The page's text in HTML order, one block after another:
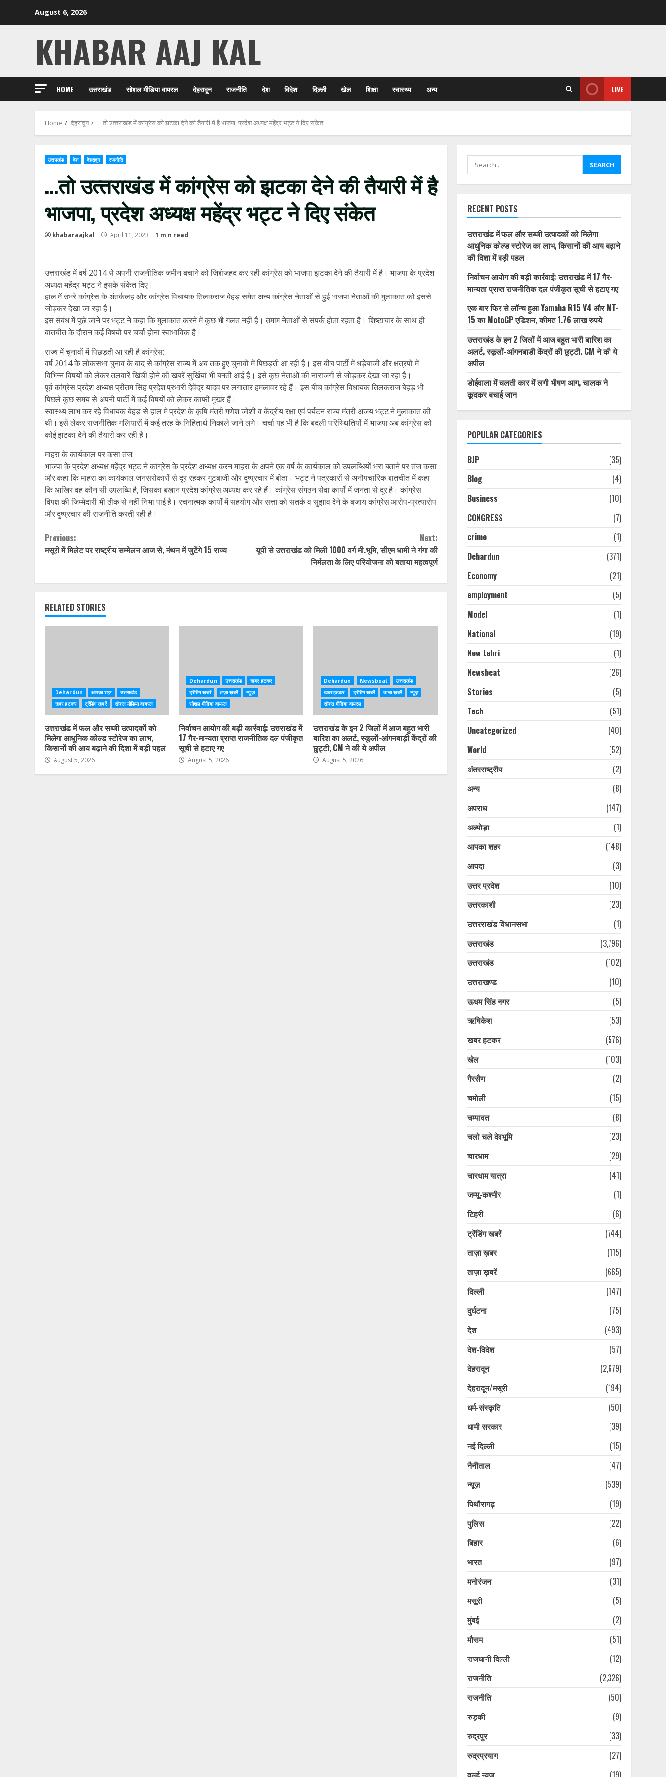
August 6, 2026
KHABAR AAJ KAL
HOME उत्तराखंड सोशल मीडिया वायरल देहरादून राजनीति देश विदेश दिल्ली खेल शिक्षा स्वास्थ्य अन्य LIVE
Home देहरादून …तो उत्‍तराखंड में कांग्रेस को झटका देने की तैयारी में है भाजपा, प्रदेश अध्यक्ष महेंद्र भट्ट ने दिए संकेत
उत्तराखंड देश देहरादून राजनीति
…तो उत्‍तराखंड में कांग्रेस को झटका देने की तैयारी में है
भाजपा, प्रदेश अध्यक्ष महेंद्र भट्ट ने दिए संकेत
khabaraajkal April 11, 2023 1 min read
उत्तराखंड में वर्ष 2014 से अपनी राजनीतिक जमीन बचाने को जिद्दोजहद कर रही कांग्रेस को भाजपा झटका देने की तैयारी में है। भाजपा के प्रदेश
अध्यक्ष महेंद्र भट्ट ने इसके संकेत दिए।
हाल में उभरे कांग्रेस के अंतर्कलह और कांग्रेस विधायक तिलकराज बेहड़ समेत अन्य कांग्रेस नेताओं से हुई भाजपा नेताओं की मुलाकात को इससे
जोड़कर देखा जा रहा है।
इस संबंध में पूछे जाने पर भट्ट ने कहा कि मुलाकात करने में कुछ भी गलत नहीं है। तमाम नेताओं से संपर्क होता रहता है। शिष्टाचार के साथ ही
बातचीत के दौरान कई विषयों पर चर्चा होना स्वाभाविक है।
राज्य में चुनावों में पिछड़ती आ रही है कांग्रेस:
वर्ष 2014 के लोकसभा चुनाव के बाद से कांग्रेस राज्य में अब तक हुए चुनावों में पिछड़ती आ रही है। इस बीच पार्टी में धड़ेबाजी और क्षत्रपों में
विभिन्न विषयों को लेकर तलवारें खिंची होने की खबरें सुर्खियां भी बनती आई हैं। इसे कुछ नेताओं की नाराजगी से जोड़कर देखा जा रहा है।
पूर्व कांग्रेस प्रदेश अध्यक्ष प्रीतम सिंह प्रदेश प्रभारी देवेंद्र यादव पर लगातार हमलावर रहे हैं। इस बीच कांग्रेस विधायक तिलकराज बेहड़ भी
पिछले कुछ समय से अपनी पार्टी में कई विषयों को लेकर काफी मुखर हैं।
स्वास्थ्य लाभ कर रहे विधायक बेहड़ से हाल में प्रदेश के कृषि मंत्री गणेश जोशी व केंद्रीय रक्षा एवं पर्यटन राज्य मंत्री अजय भट्ट ने मुलाकात की
थी। इसे लेकर राजनीतिक गलियारों में कई तरह के निहितार्थ निकाले जाने लगे। चर्चा यह भी है कि बदली परिस्थितियों में भाजपा अब कांग्रेस को
कोई झटका देने की तैयारी कर रही है।
माहरा के कार्यकाल पर कसा तंज:
भाजपा के प्रदेश अध्यक्ष महेंद्र भट्ट ने कांग्रेस के प्रदेश अध्यक्ष करन माहरा के अपने एक वर्ष के कार्यकाल को उपलब्धियों भरा बताने पर तंज कसा
और कहा कि माहरा का कार्यकाल जनसरोकारों से दूर रहकर गुटबाजी और दुष्प्रचार में बीता। भट्ट ने पत्रकारों से अनौपचारिक बातचीत में कहा
कि आखिर वह कौन सी उपलब्धि है, जिसका बखान प्रदेश कांग्रेस अध्यक्ष कर रहे हैं। कांग्रेस संगठन सेवा कार्यों में जनता से दूर है। कांग्रेस
विपक्ष की जिम्मेदारी भी ठीक से नहीं निभा पाई है। रचनात्मक कार्यों में सहयोग और सत्ता को सतर्क व सुझाव देने के बजाय कांग्रेस आरोप-प्रत्यारोप
और दुष्प्रचार की राजनीति करती रही है।
Continue
Reading
Previous:
मसूरी में मिलेट पर राष्ट्रीय सम्मेलन आज से, मंथन में जुटेंगे 15 राज्य
Next:
यूपी से उत्तराखंड को मिली 1000 वर्ग मी.भूमि, सीएम धामी ने गंगा की
निर्मलता के लिए परियोजना को बताया महत्वपूर्ण
RELATED STORIES
Dehardun आपका शहर
उत्तराखंड
खबर हटकर
ट्रेंडिंग खबरें सोशल मीडिया वायरल
उत्तराखंड में फल और सब्जी उत्पादकों को
मिलेगा आधुनिक कोल्ड स्टोरेज का लाभ,
किसानों की आय बढ़ाने की दिशा में बड़ी पहल
August 5, 2026
Dehardun उत्तराखंड
खबर हटकर
ट्रेंडिंग खबरें
ताज़ा ख़बरें
न्यूज़
सोशल मीडिया वायरल
निर्वाचन आयोग की बड़ी कार्रवाई: उत्तराखंड में
17 गैर-मान्यता प्राप्त राजनीतिक दल पंजीकृत
सूची से हटाए गए
August 5, 2026
Dehardun Newsbeat
उत्तराखंड
खबर हटकर
ट्रेंडिंग खबरें ताज़ा ख़बरें
न्यूज़
सोशल मीडिया वायरल
उत्तराखंड के इन 2 जिलों में आज बहुत भारी
बारिश का अलर्ट, स्कूलों-आंगनबाड़ी केंद्रों की
छुट्टी, CM ने की ये अपील
August 5, 2026
Search
for:
RECENT POSTS
उत्तराखंड में फल और सब्जी उत्पादकों को मिलेगा
आधुनिक कोल्ड स्टोरेज का लाभ, किसानों की आय बढ़ाने
की दिशा में बड़ी पहल
निर्वाचन आयोग की बड़ी कार्रवाई: उत्तराखंड में 17 गैर-
मान्यता प्राप्त राजनीतिक दल पंजीकृत सूची से हटाए गए
एक बार फिर से लॉन्च हुआ Yamaha R15 V4 और MT-
15 का MotoGP एडिशन, कीमत 1.76 लाख रुपये
उत्तराखंड के इन 2 जिलों में आज बहुत भारी बारिश का
अलर्ट, स्कूलों-आंगनबाड़ी केंद्रों की छुट्टी, CM ने की ये
अपील
डोईवाला में चलती कार में लगी भीषण आग, चालक ने
कूदकर बचाई जान
POPULAR CATEGORIES
BJP
(35)
Blog
(4)
Business
(10)
CONGRESS
(7)
crime
(1)
Dehardun
(371)
Economy
(21)
employment
(5)
Model
(1)
National
(19)
New tehri
(1)
Newsbeat
(26)
Stories
(5)
Tech
(51)
Uncategorized
(40)
World
(52)
अंतरराष्ट्रीय
(2)
अन्य
(8)
अपराध
(147)
अल्मोड़ा
(1)
आपका शहर
(148)
आपदा
(3)
उत्तर प्रदेश
(10)
उत्तरकाशी
(23)
उत्तरराखंड विधानसभा
(1)
उत्तराखंड
(3,796)
उत्तराखंड
(102)
उत्तराखण्ड
(10)
ऊधम सिंह नगर
(5)
ऋषिकेश
(53)
खबर हटकर
(576)
खेल
(103)
गैरसैण
(2)
चमोली
(15)
चम्पावत
(8)
चलो चले देवभूमि
(23)
चारधाम
(29)
चारधाम यात्रा
(41)
जम्मू-कश्मीर
(1)
टिहरी
(6)
ट्रेंडिंग खबरें
(744)
ताज़ा ख़बर
(115)
ताज़ा ख़बरें
(665)
दिल्ली
(147)
दुर्घटना
(75)
देश
(493)
देश-विदेश
(57)
देहरादून
(2,679)
देहरादून/मसूरी
(194)
धर्म-संस्कृति
(50)
धामी सरकार
(39)
नई दिल्ली
(15)
नैनीताल
(47)
न्यूज़
(539)
पिथौरागढ़
(19)
पुलिस
(22)
बिहार
(6)
भारत
(97)
मनोरंजन
(31)
मसूरी
(5)
मुंबई
(2)
मौसम
(51)
राजधानी दिल्ली
(12)
राजनीति
(2,326)
राजनीति
(50)
रुड़की
(9)
रुद्रपुर
(33)
रुद्रप्रयाग
(27)
वर्ल्ड न्यूज़
(19)